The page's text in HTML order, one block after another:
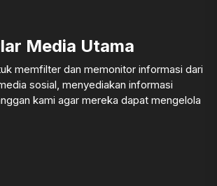
Media Utama
memfilter dan memonitor informasi dari
sosial, menyediakan informasi
kami agar mereka dapat mengelola